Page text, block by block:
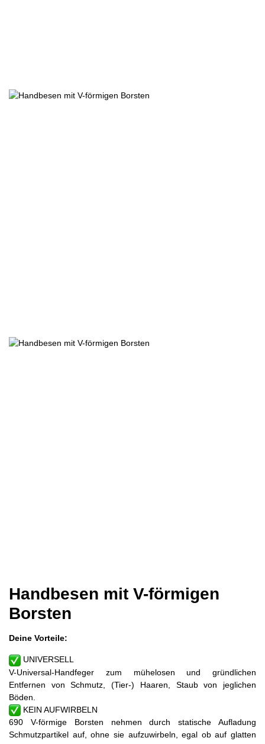
Handbesen mit V-förmigen
Borsten
Deine Vorteile:
UNIVERSELL
V-Universal-Handfeger zum mühelosen und gründlichen
Entfernen von Schmutz, (Tier-) Haaren, Staub von jeglichen
Böden.
KEIN AUFWIRBELN
690 V-förmige Borsten nehmen durch statische Aufladung
Schmutzpartikel auf, ohne sie aufzuwirbeln, egal ob auf glatten